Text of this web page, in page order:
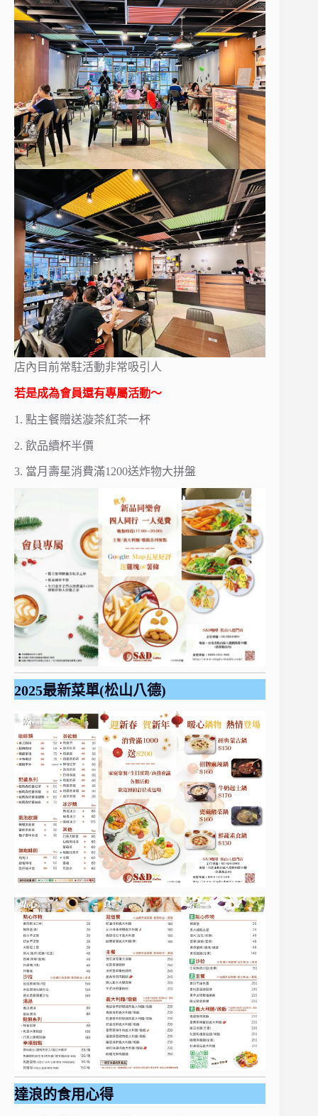
店內目前常駐活動非常吸引人
若是成為會員還有專屬活動～
1. 點主餐贈送漩茶紅茶一杯
2. 飲品續杯半價
3. 當月壽星消費滿1200送炸物大拼盤
2025最新菜單(松山八德)
達浪的食用心得